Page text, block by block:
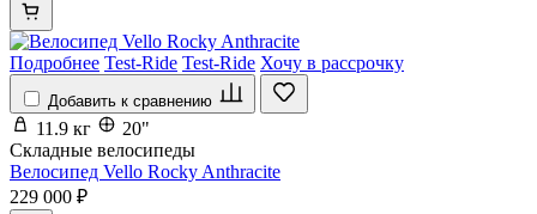
Подробнее Test-Ride Test-Ride Хочу в рассрочку
Добавить к сравнению
11.9 кг
20"
Складные велосипеды
Велосипед Vello Rocky Anthracite
229 000 ₽